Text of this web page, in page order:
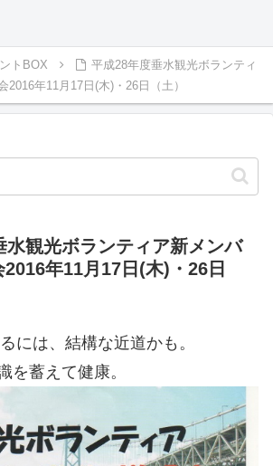
トBOX
平成28年度垂水観光ボランティ
2016年11月17日(木)・26日（土）
水観光ボランティア新メンバ
年11月17日(木)・26日
には、結構な近道かも。
を蓄えて健康。